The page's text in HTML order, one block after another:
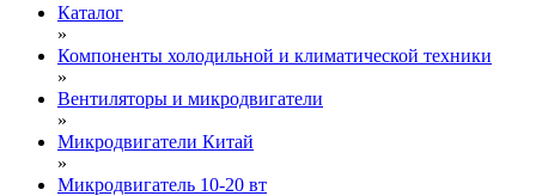
Каталог
»
Компоненты холодильной и климатической техники
»
Вентиляторы и микродвигатели
»
Микродвигатели Китай
»
Микродвигатель 10-20 вт